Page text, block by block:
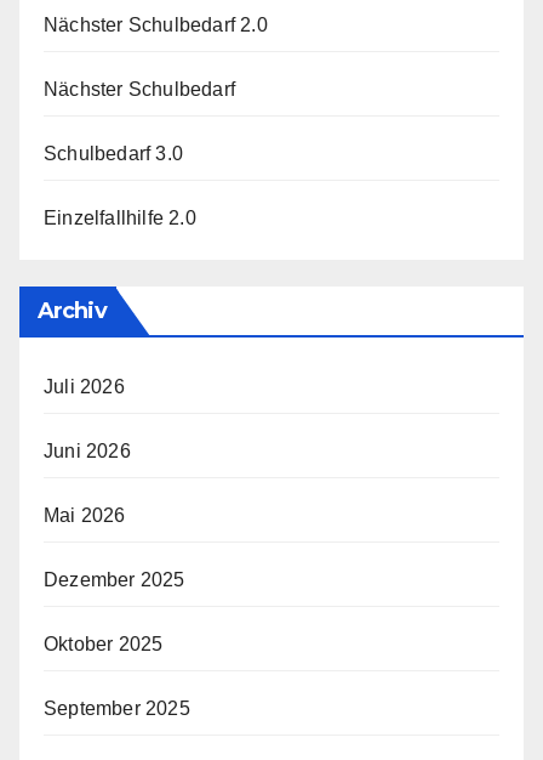
Nächster Schulbedarf 2.0
Nächster Schulbedarf
Schulbedarf 3.0
Einzelfallhilfe 2.0
Archiv
Juli 2026
Juni 2026
Mai 2026
Dezember 2025
Oktober 2025
September 2025